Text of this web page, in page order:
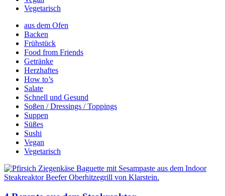
Vegetarisch
aus dem Ofen
Backen
Frühstück
Food from Friends
Getränke
Herzhaftes
How to’s
Salate
Schnell und Gesund
Soßen / Dressings / Toppings
Suppen
Süßes
Sushi
Vegan
Vegetarisch